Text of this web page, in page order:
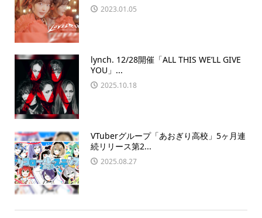
2023.01.05
lynch. 12/28開催「ALL THIS WE’LL GIVE
YOU」...
2025.10.18
VTuberグループ「あおぎり高校」5ヶ月連
続リリース第2...
2025.08.27